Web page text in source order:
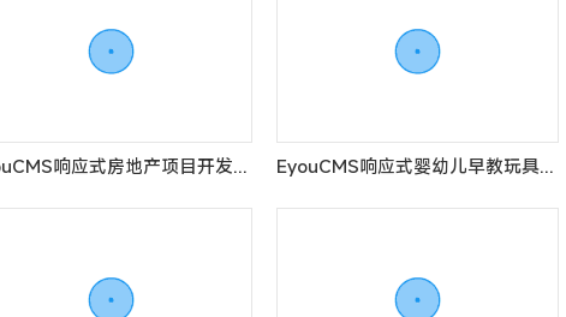
EyouCMS响应式房地产项目开发类网站模板 EyouCMS响应式婴幼儿早教玩具网站模板